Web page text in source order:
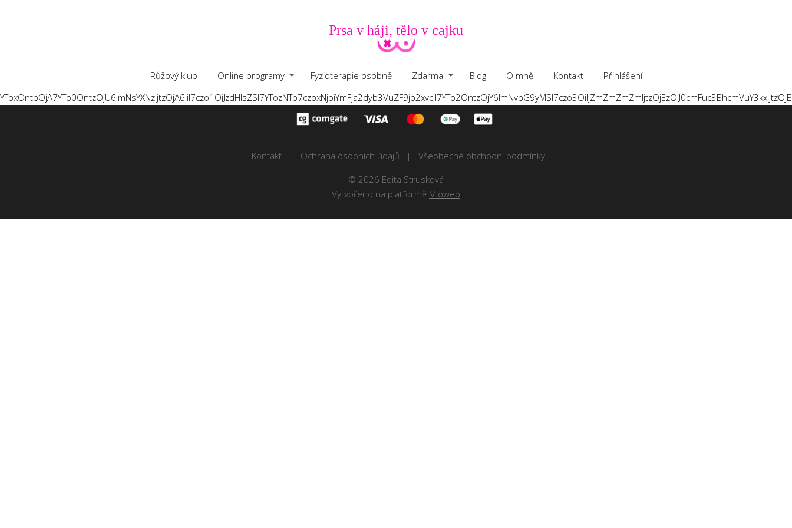
Prsa v háji, tělo v cajku
Růžový klub Online programy Fyzioterapie osobně Zdarma Blog O mně Kontakt
Přihlášení
Kontakt Ochrana osobních údajů
Všeobecné obchodní podmínky
© 2026 Edita Strusková
Vytvořeno na platformě Mioweb